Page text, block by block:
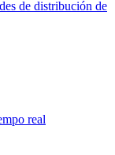
de distribución de
real